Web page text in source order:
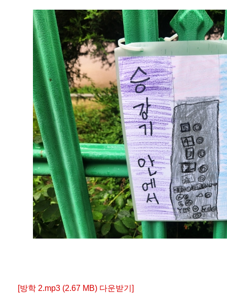
[방학 2.mp3 (2.67 MB) 다운받기]